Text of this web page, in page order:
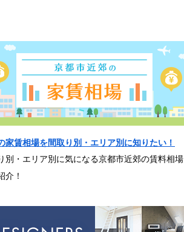
家賃相場を間取り別・エリア別に知りたい！
別・エリア別に気になる京都市近郊の賃料相場
介！